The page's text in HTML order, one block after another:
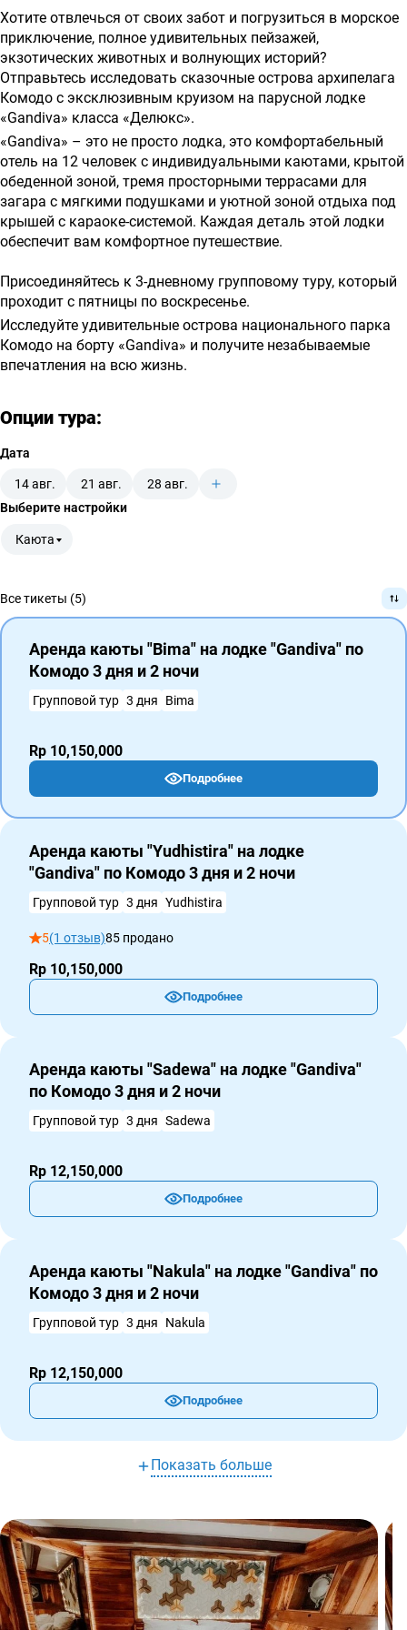
о
предоставлении
услуг
Хотите отвлечься от своих забот и погрузиться в морское
приключение, полное удивительных пейзажей,
экзотических животных и волнующих историй?
Отправьтесь исследовать сказочные острова архипелага
Комодо с эксклюзивным круизом на парусной лодке
«Gandiva» класса «Делюкс».
«Gandiva» – это не просто лодка, это комфортабельный
отель на 12 человек с индивидуальными каютами, крытой
обеденной зоной, тремя просторными террасами для
загара с мягкими подушками и уютной зоной отдыха под
крышей с караоке-системой. Каждая деталь этой лодки
обеспечит вам комфортное путешествие.
Присоединяйтесь к 3-дневному групповому туру, который
проходит с пятницы по воскресенье.
Исследуйте удивительные острова национального парка
Комодо на борту «Gandiva» и получите незабываемые
впечатления на всю жизнь.
Опции тура:
Дата
14 авг. 21 авг.
28 авг.
Выберите настройки
Каюта
Все тикеты (5)
Аренда каюты "Bima" на лодке "Gandiva" по
Комодо 3 дня и 2 ночи
Групповой тур 3 дня Bima
Rp 10,150,000
Подробнее
Аренда каюты "Yudhistira" на лодке
"Gandiva" по Комодо 3 дня и 2 ночи
Групповой тур 3 дня Yudhistira
5(1 отзыв)85 продано
Rp 10,150,000
Подробнее
Аренда каюты "Sadewa" на лодке "Gandiva"
по Комодо 3 дня и 2 ночи
Групповой тур 3 дня Sadewa
Rp 12,150,000
Подробнее
Аренда каюты "Nakula" на лодке "Gandiva" по
Комодо 3 дня и 2 ночи
Групповой тур 3 дня Nakula
Rp 12,150,000
Подробнее
Показать больше